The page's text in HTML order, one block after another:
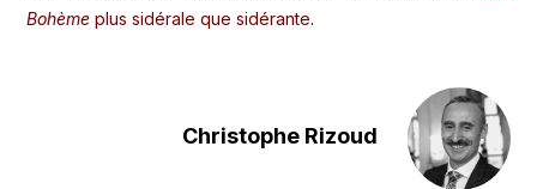
Bohème plus sidérale que sidérante.
Christophe Rizoud